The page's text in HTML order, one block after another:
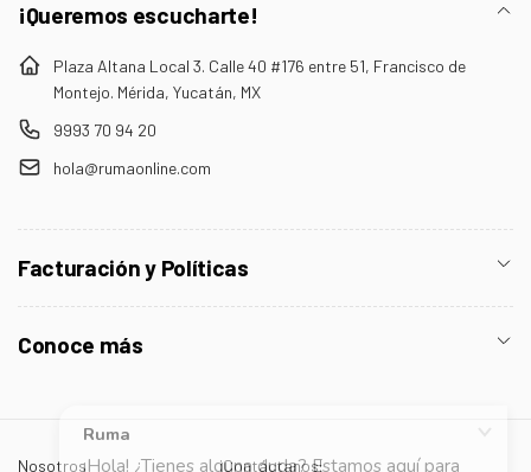
¡Queremos escucharte!
Plaza Altana Local 3. Calle 40 #176 entre 51, Francisco de
Montejo. Mérida, Yucatán, MX
9993 70 94 20
hola@rumaonline.com
Facturación y Políticas
Conoce más
Nosotros ¡Contáctanos!